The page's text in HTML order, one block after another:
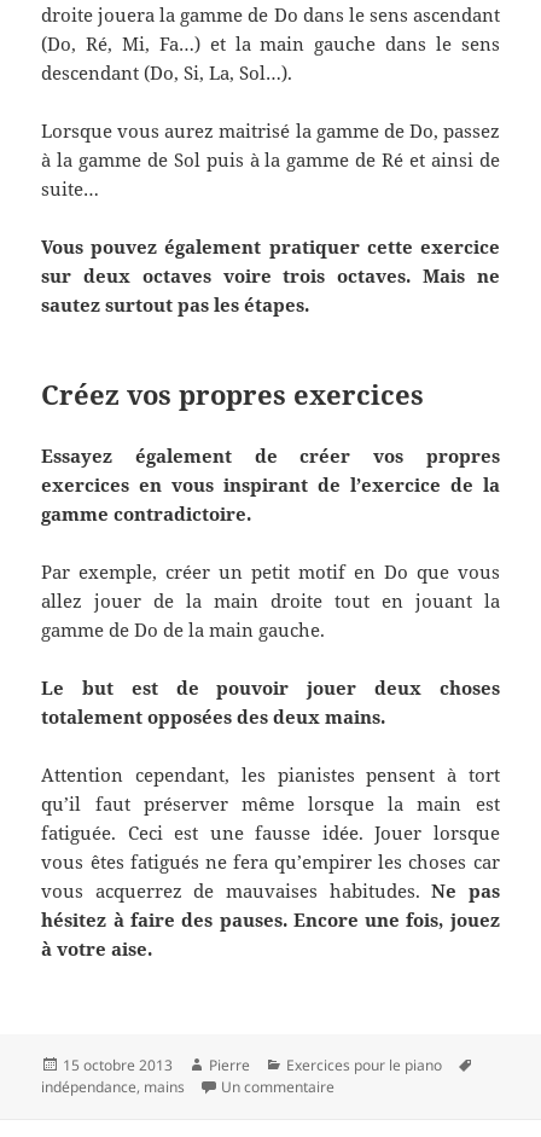
droite jouera la gamme de Do dans le sens ascendant
(Do, Ré, Mi, Fa…) et la main gauche dans le sens
descendant (Do, Si, La, Sol…).
Lorsque vous aurez maitrisé la gamme de Do, passez
à la gamme de Sol puis à la gamme de Ré et ainsi de
suite…
Vous pouvez également pratiquer cette exercice
sur deux octaves voire trois octaves. Mais ne
sautez surtout pas les étapes.
Créez vos propres exercices
Essayez également de créer vos propres
exercices en vous inspirant de l’exercice de la
gamme contradictoire.
Par exemple, créer un petit motif en Do que vous
allez jouer de la main droite tout en jouant la
gamme de Do de la main gauche.
Le but est de pouvoir jouer deux choses
totalement opposées des deux mains.
Attention cependant, les pianistes pensent à tort
qu’il faut préserver même lorsque la main est
fatiguée. Ceci est une fausse idée. Jouer lorsque
vous êtes fatigués ne fera qu’empirer les choses car
vous acquerrez de mauvaises habitudes.Ne pas
hésitez à faire des pauses. Encore une fois, jouez
à votre aise.
Publié
le
15 octobre 2013 Auteur
Pierre Catégories
Exercices pour le piano
indépendance, mains Un commentaire